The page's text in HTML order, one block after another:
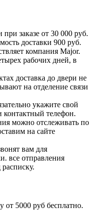
при заказе от 30 000 руб.
доставки 900 руб.
компания Major.
рабочих дней, в
доставка до двери не
на отделение связи
укажите свой
контактный телефон.
можно отслеживать по
на сайте
вам для
все отправления
от 5000 руб бесплатно.